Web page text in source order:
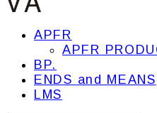
APFR
APFR
BP.
ENDS and MEANS
LMS